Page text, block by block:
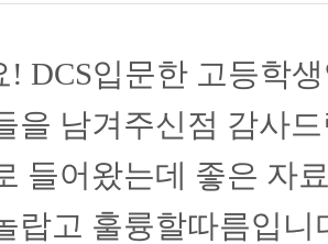
! DCS입문한 고등학
을 남겨주신점 감사
들어왔는데 좋은 자
랍고 훌륭할따름입니